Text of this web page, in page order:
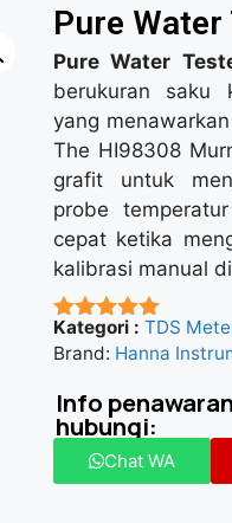
Pure
Pure Water
berukuran saku
yang menawarkan
The HI98308
grafit untuk
probe
cepat ketika
kalibrasi manual
★★★★★
Kategori : TDS
Brand: Hanna
Info
hubungi:
Chat WA